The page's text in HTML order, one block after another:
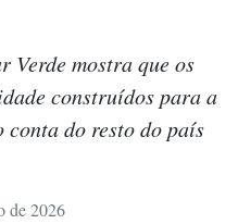
Verde mostra que os
construídos para a
do resto do país
de 2026